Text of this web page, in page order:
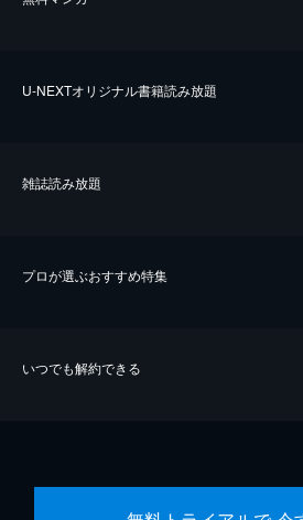
U-NEXTオリジナル書籍読み放題
雑誌読み放題
プロが選ぶおすすめ特集
いつでも解約できる